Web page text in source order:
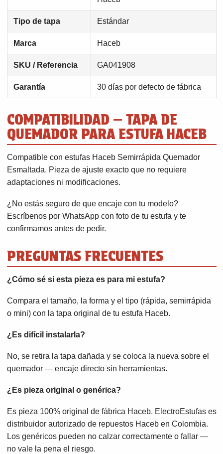
Tipo de tapa Estándar
Marca Haceb
SKU / Referencia GA041908
Garantía 30 días por defecto de fábrica
COMPATIBILIDAD — TAPA DE
QUEMADOR PARA ESTUFA HACEB
Compatible con estufas Haceb Semirrápida Quemador
Esmaltada. Pieza de ajuste exacto que no requiere
adaptaciones ni modificaciones.
¿No estás seguro de que encaje con tu modelo?
Escríbenos por WhatsApp con foto de tu estufa y te
confirmamos antes de pedir.
PREGUNTAS FRECUENTES
¿Cómo sé si esta pieza es para mi estufa?
Compara el tamaño, la forma y el tipo (rápida, semirrápida
o mini) con la tapa original de tu estufa Haceb.
¿Es difícil instalarla?
No, se retira la tapa dañada y se coloca la nueva sobre el
quemador — encaje directo sin herramientas.
¿Es pieza original o genérica?
Es pieza 100% original de fábrica Haceb. ElectroEstufas es
distribuidor autorizado de repuestos Haceb en Colombia.
Los genéricos pueden no calzar correctamente o fallar —
no vale la pena el riesgo.